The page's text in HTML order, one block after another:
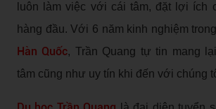
luôn làm việc với cái tâm, đặt lợi ích
hàng đầu. Với 6 năm kinh nghiệm
Hàn Quốc, Trần Quang tự tin mang
tâm cũng như uy tín khi đến với chúng